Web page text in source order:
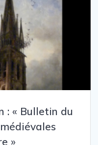
: « Bulletin du
»